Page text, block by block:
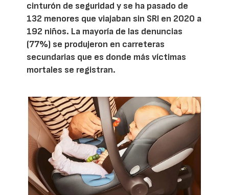
cinturón de seguridad y se ha pasado de
132 menores que viajaban sin SRI en 2020 a
192 niños. La mayoría de las denuncias
(77%) se produjeron en carreteras
secundarias que es donde más víctimas
mortales se registran.